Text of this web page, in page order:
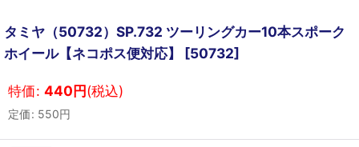
タミヤ（50732）SP.732 ツーリングカー10本スポーク
ホイール【ネコポス便対応】 [50732]
特価: 440円(税込)
定価: 550円